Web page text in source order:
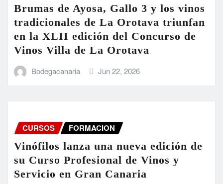
Brumas de Ayosa, Gallo 3 y los vinos
tradicionales de La Orotava triunfan
en la XLII edición del Concurso de
Vinos Villa de La Orotava
Bodegacanaria Jun 22, 2026
CURSOS FORMACION
Vinófilos lanza una nueva edición de
su Curso Profesional de Vinos y
Servicio en Gran Canaria